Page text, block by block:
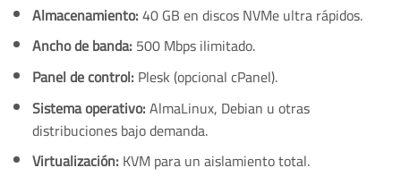
Almacenamiento:40 GB en discos NVMe ultra rápidos.
Ancho de banda: 500 Mbps ilimitado.
Panel de control: Plesk (opcional cPanel).
Sistema operativo:AlmaLinux, Debian u otras
distribuciones bajo demanda.
Virtualización: KVM para un aislamiento total.